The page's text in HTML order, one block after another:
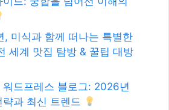
, 미식과 함께 떠나는 특별한
세계 맛집 탐방 & 꿀팁 대방
워드프레스 블로그: 2026년
략과 최신 트렌드